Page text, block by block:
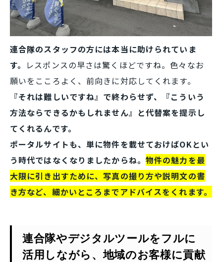
連合隊のスタッフの方には本当に助けられていま
す。 レスポンスの早さは驚くほどですね。色々なお
願いをこころよく、前向きに対応してくれます。
『それは難しいですね』で終わらせず、『こういう
方法ならできるかもしれません』と代替案を提示し
てくれるんです。
ポータルサイトも、単に物件を載せておけばOKとい
う時代ではなくなりましたからね。 物件の魅力を最
大限に引き出すために、写真の撮り方や説明文の書
き方など、細かいところまでアドバイスをくれます。
連合隊やデジタルツールをフルに
活用しながら、地域のお客様に貢献